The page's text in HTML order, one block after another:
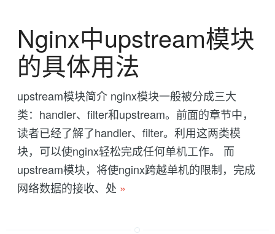
Nginx中upstream模块
的具体用法
upstream模块简介 nginx模块一般被分成三大
类：handler、filter和upstream。前面的章节中，
读者已经了解了handler、filter。利用这两类模
块，可以使nginx轻松完成任何单机工作。 而
upstream模块，将使nginx跨越单机的限制，完成
网络数据的接收、处 »